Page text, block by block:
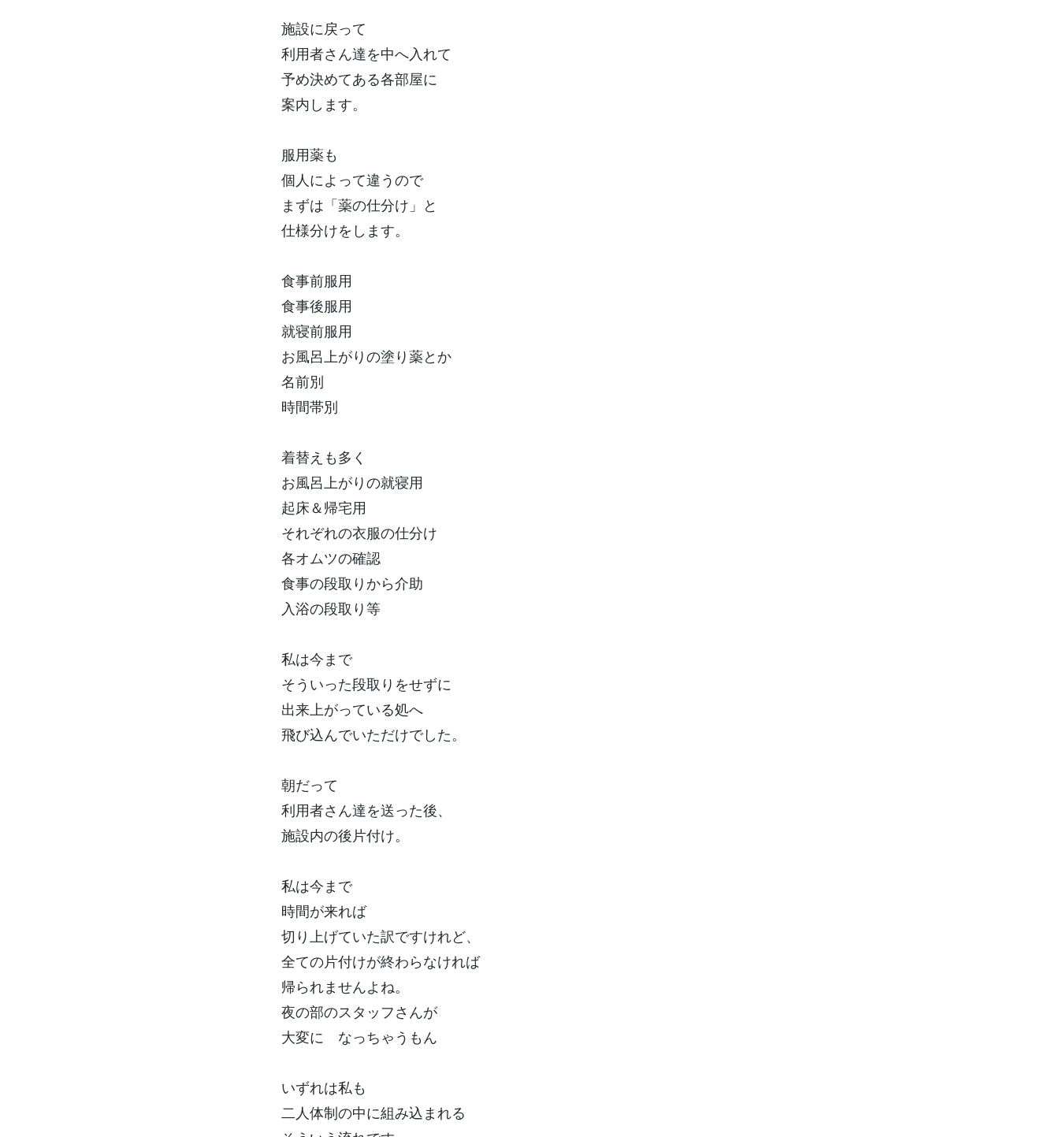
施設に戻って
利用者さん達を中へ入れて
予め決めてある各部屋に
案内します。
服用薬も
個人によって違うので
まずは「薬の仕分け」と
仕様分けをします。
食事前服用
食事後服用
就寝前服用
お風呂上がりの塗り薬とか
名前別
時間帯別
着替えも多く
お風呂上がりの就寝用
起床＆帰宅用
それぞれの衣服の仕分け
各オムツの確認
食事の段取りから介助
入浴の段取り等
私は今まで
そういった段取りをせずに
出来上がっている処へ
飛び込んでいただけでした。
朝だって
利用者さん達を送った後、
施設内の後片付け。
私は今まで
時間が来れば
切り上げていた訳ですけれど、
全ての片付けが終わらなければ
帰られませんよね。
夜の部のスタッフさんが
大変に なっちゃうもん
いずれは私も
二人体制の中に組み込まれる